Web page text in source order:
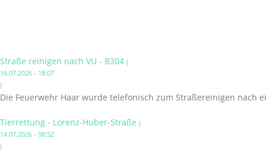
Straße reinigen nach VU - B304 (
16.07.2026 - 18:07
)
Die Feuerwehr Haar wurde telefonisch zum Straßereinigen nach
Tierrettung - Lorenz-Huber-Straße (
14.07.2026 - 08:52
)